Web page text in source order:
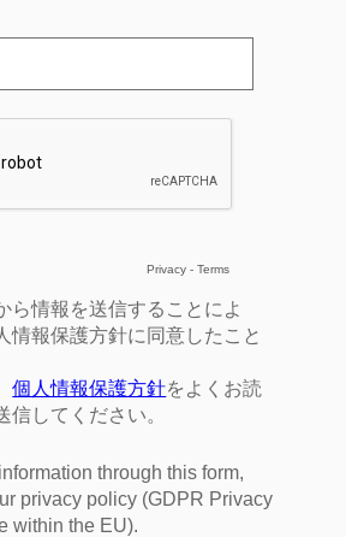
Privacy -Terms
ら情報を送信することによ
情報保護方針に同意したこと
個人情報保護方針をよくお読
信してください。
through this form,
privacy policy (GDPR Privacy
within the EU).